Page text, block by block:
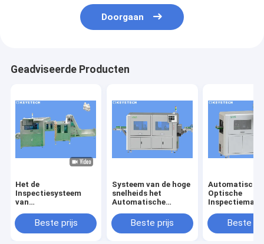
Doorgaan
Geadviseerde Producten
Het de
Inspectiesysteem
van
loopt Detector voor
Plastic Verpakking
Beste prijs
Systeem van de hoge
snelheids het
Automatische
voor
Beeldkwaliteitscontrole
Beste prijs
Automatische
Optische
de
Beste